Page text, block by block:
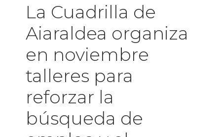
La Cuadrilla de
Aiaraldea organiza
en noviembre
talleres para
reforzar la
búsqueda de